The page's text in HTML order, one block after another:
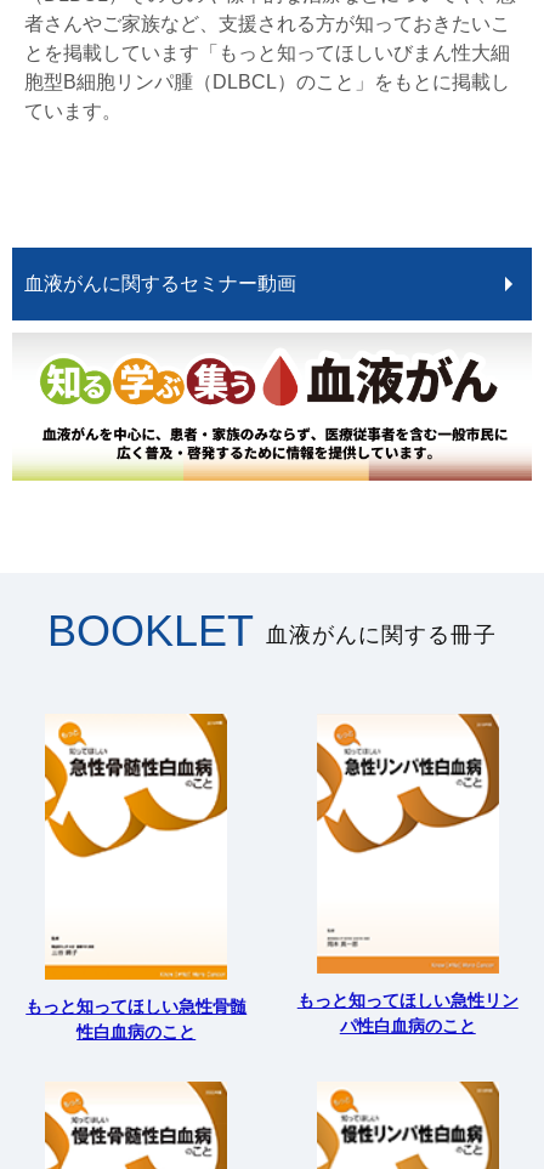
者さんやご家族など、支援される方が知っておきたいこ
とを掲載しています「もっと知ってほしいびまん性大細
胞型B細胞リンパ腫（DLBCL）のこと」をもとに掲載し
ています。
血液がんに関するセミナー動画
BOOKLET 血液がんに関する冊子
もっと知ってほしい急性骨髄
性白血病のこと
もっと知ってほしい急性リン
パ性白血病のこと